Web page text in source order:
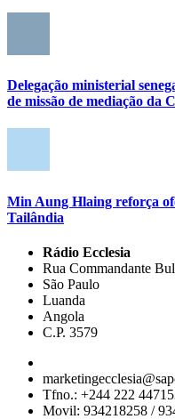
Delegação ministerial
de missão de mediação da
Min Aung Hlaing reforça
Tailândia
Rádio Ecclesia
Rua Commandante
São Paulo
Luanda
Angola
C.P. 3579
Tfno.: +244 222
Movil: 934218258 /